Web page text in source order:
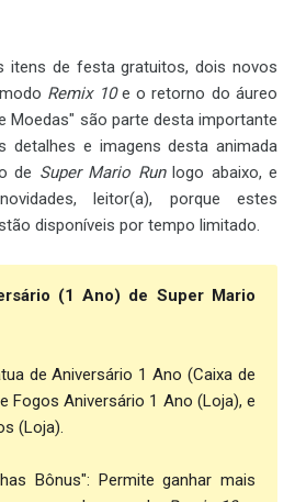
itens de festa gratuitos, dois novos
Remix 10e o retorno do áureo
Moedas" são parte desta importante
detalhes e imagens desta animada
de Super Mario Runlogo abaixo, e
leitor(a), porque estes
disponíveis por tempo limitado.
(1 Ano) de Super Mario
de Aniversário 1 Ano (Caixa de
Fogos Aniversário 1 Ano (Loja), e
(Loja).
Bônus": Permite ganhar mais